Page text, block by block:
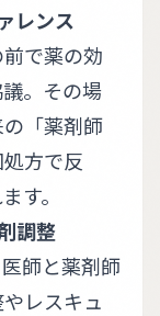
レンス
で薬の効
。その場
「薬剤師
方で反
す。
調整
師と薬剤師
レスキュ